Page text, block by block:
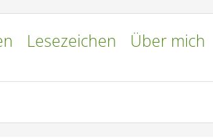
Lesezeichen
Über mich